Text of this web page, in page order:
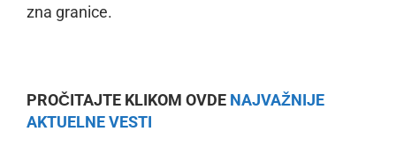
zna granice.
PROČITAJTE KLIKOM OVDE NAJVAŽNIJE
AKTUELNE VESTI